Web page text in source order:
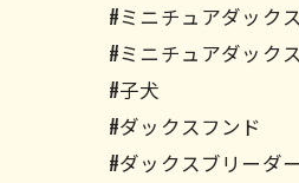
#ミニチュアダックス
#ミニチュアダック
#子犬
#ダックスフンド
#ダックスブリーダー